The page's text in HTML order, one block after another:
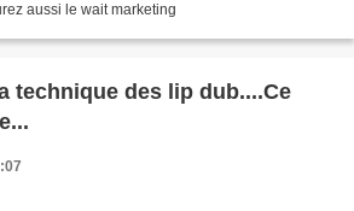
aussi le wait marketing
technique des lip dub....Ce